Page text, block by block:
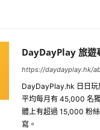
DayDayPlay 旅遊
https://daydayplay.hk/
DayDayPlay.hk 日日玩
平均每月有 45,000 名
體上有超過 15,000 粉
寫。